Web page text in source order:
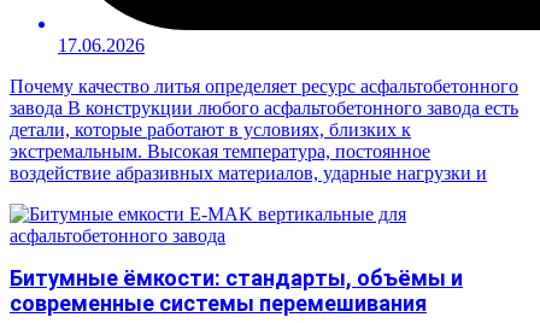
17.06.2026
Почему качество литья определяет ресурс асфальтобетонного
завода В конструкции любого асфальтобетонного завода есть
детали, которые работают в условиях, близких к
экстремальным. Высокая температура, постоянное
воздействие абразивных материалов, ударные нагрузки и
Битумные ёмкости: стандарты, объёмы и
современные системы перемешивания